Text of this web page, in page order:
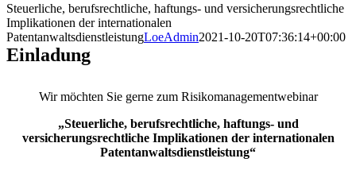
Steuerliche, berufsrechtliche, haftungs- und versicherungsrechtliche
Implikationen der internationalen
PatentanwaltsdienstleistungLoeAdmin2021-10-20T07:36:14+00:00
Einladung
Wir möchten Sie gerne zum Risikomanagementwebinar
„Steuerliche, berufsrechtliche, haftungs- und
versicherungsrechtliche Implikationen der internationalen
Patentanwaltsdienstleistung“